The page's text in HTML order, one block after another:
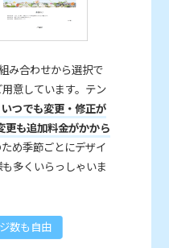
み合わせから選択で
意しています。テン
つでも変更・修正が
更も追加料金がかから
め季節ごとにデザイ
多くいらっしゃいま
数も自由